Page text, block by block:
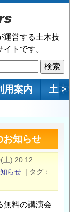
運営する土木技
トです。
用案内 土 >
お知らせ
土) 20:12
らせ | タグ
料の講演会